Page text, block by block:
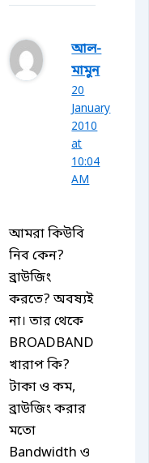
আল-
মামুন
20
January
2010
at
10:04
AM
আমরা কিউবি
নিব কেন?
ব্রাউজিং
করতে? অবষ্যই
না। তার থেকে
BROADBAND
খারাপ কি?
টাকা ও কম,
ব্রাউজিং করার
মতো
Bandwidth ও